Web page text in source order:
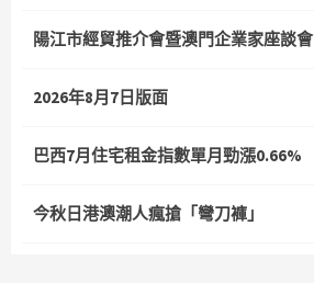
陽江市經貿推介會暨澳門企業家座談會
2026年8月7日版面
巴西7月住宅租金指數單月勁漲0.66%
今秋日港澳潮人瘋搶「彎刀褲」